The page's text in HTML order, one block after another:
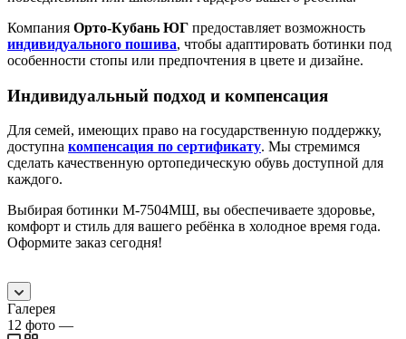
Компания Орто-Кубань ЮГ предоставляет возможность
индивидуального пошива, чтобы адаптировать ботинки под
особенности стопы или предпочтения в цвете и дизайне.
Индивидуальный подход и компенсация
Для семей, имеющих право на государственную поддержку,
доступна компенсация по сертификату. Мы стремимся
сделать качественную ортопедическую обувь доступной для
каждого.
Выбирая ботинки М-7504МШ, вы обеспечиваете здоровье,
комфорт и стиль для вашего ребёнка в холодное время года.
Оформите заказ сегодня!
Галерея
12 фото —